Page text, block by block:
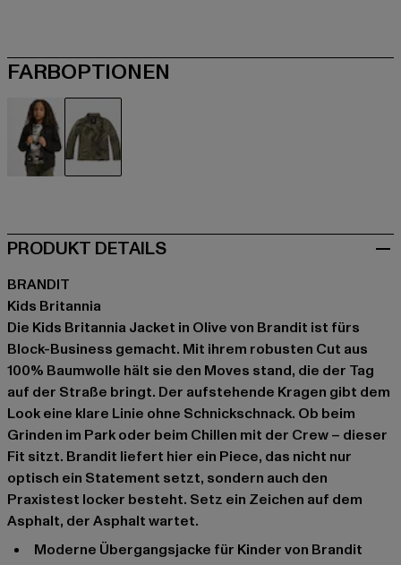
FARBOPTIONEN
PRODUKT DETAILS
BRANDIT
Kids Britannia
Die Kids Britannia Jacket in Olive von Brandit ist fürs
Block-Business gemacht. Mit ihrem robusten Cut aus
100% Baumwolle hält sie den Moves stand, die der Tag
auf der Straße bringt. Der aufstehende Kragen gibt dem
Look eine klare Linie ohne Schnickschnack. Ob beim
Grinden im Park oder beim Chillen mit der Crew – dieser
Fit sitzt. Brandit liefert hier ein Piece, das nicht nur
optisch ein Statement setzt, sondern auch den
Praxistest locker besteht. Setz ein Zeichen auf dem
Asphalt, der Asphalt wartet.
Moderne Übergangsjacke für Kinder von Brandit